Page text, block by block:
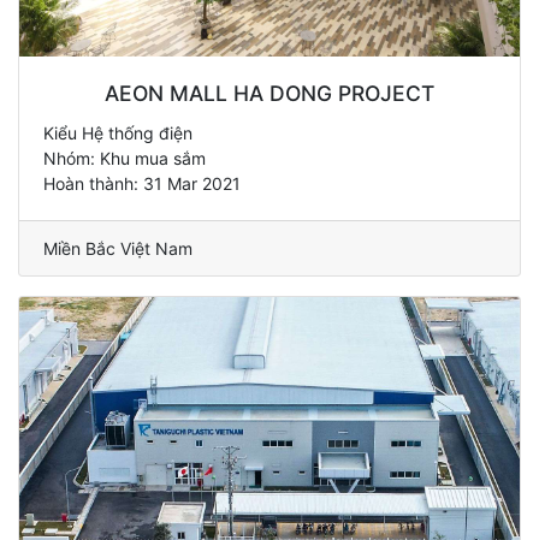
AEON MALL HA DONG PROJECT
Kiểu Hệ thống điện
Nhóm: Khu mua sắm
Hoàn thành: 31 Mar 2021
Miền Bắc Việt Nam